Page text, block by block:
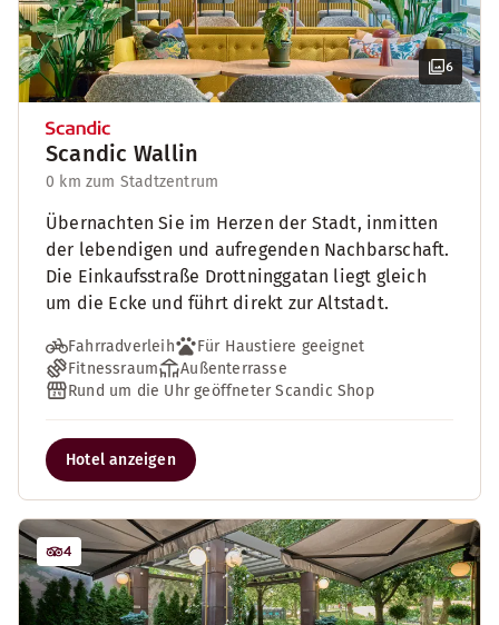
6
Scandic Wallin
0 km zum Stadtzentrum
Übernachten Sie im Herzen der Stadt, inmitten
der lebendigen und aufregenden Nachbarschaft.
Die Einkaufsstraße Drottninggatan liegt gleich
um die Ecke und führt direkt zur Altstadt.
Fahrradverleih
Für Haustiere geeignet
Fitnessraum
Außenterrasse
Rund um die Uhr geöffneter Scandic Shop
Hotel anzeigen
4